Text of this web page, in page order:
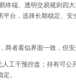
端、透明交易规则四
台，选择长期稳定、安
者看似界面一致，但安
工干预控盘；持有可公
。